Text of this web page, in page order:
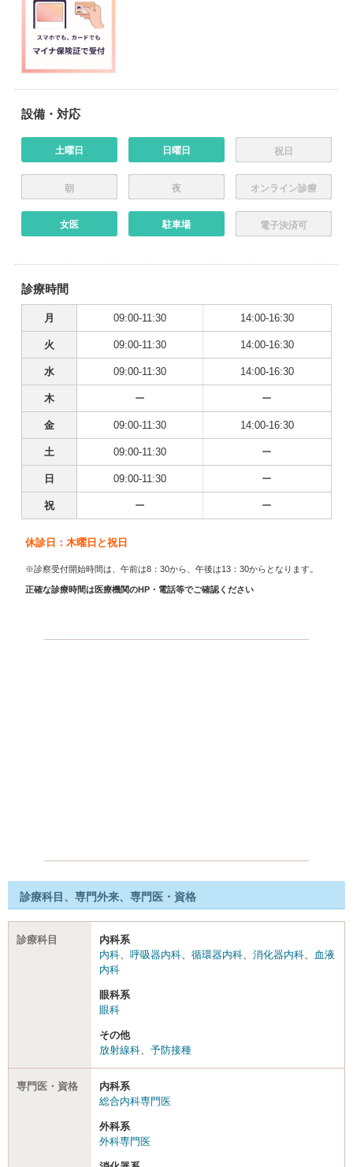
設備・対応
土曜日 日曜日 祝日
朝 夜 オンライン診療
女医 駐車場 電子決済可
診療時間
月 09:00-11:30 14:00-16:30
火 09:00-11:30 14:00-16:30
水 09:00-11:30 14:00-16:30
木 ー ー
金 09:00-11:30 14:00-16:30
土 09:00-11:30 ー
日 09:00-11:30 ー
祝 ー ー
休診日：木曜日と祝日
※診察受付開始時間は、午前は8：30から、午後は13：30からとなります。
正確な診療時間は医療機関のHP・電話等でご確認ください
診療科目、専門外来、専門医・資格
診療科目
内科系
内科
呼吸器内科 循環器内科 消化器内科
血液
内科
眼科系
眼科
その他
放射線科
予防接種
専門医・資格
内科系
総合内科専門医
外科系
外科専門医